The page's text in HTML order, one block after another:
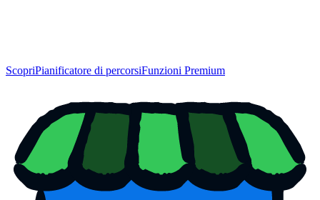
ScopriPianificatore di percorsiFunzioni Premium